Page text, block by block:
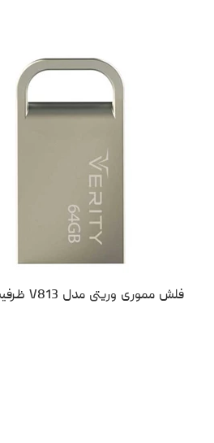
فلش مموری وریتی مدل V813 ظرفیت 64 گیگابایت